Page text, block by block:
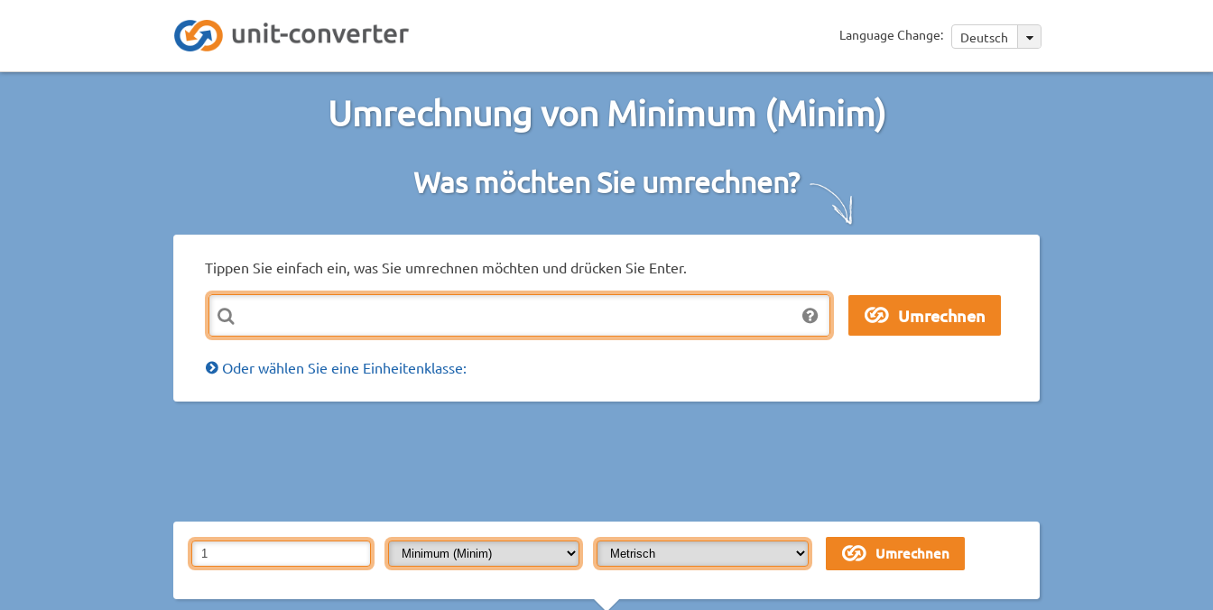
Language Change: Deutsch
Umrechnung von Minimum (Minim)
Was möchten Sie umrechnen?
Tippen Sie einfach ein, was Sie umrechnen möchten und drücken Sie Enter.
Oder wählen Sie eine Einheitenklasse: